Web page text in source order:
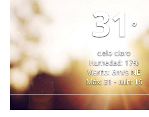
31 °
cielo claro
Humedad: 17%
Viento: 6m/s NE
Máx: 31 • Mín: 16